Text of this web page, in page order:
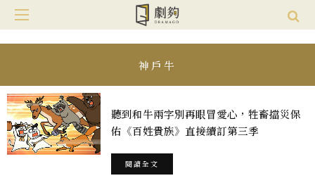
神戶牛
聽到和牛兩字別再眼冒愛心，牲畜擋災保
佑《百姓貴族》直接續訂第三季
閱讀全文